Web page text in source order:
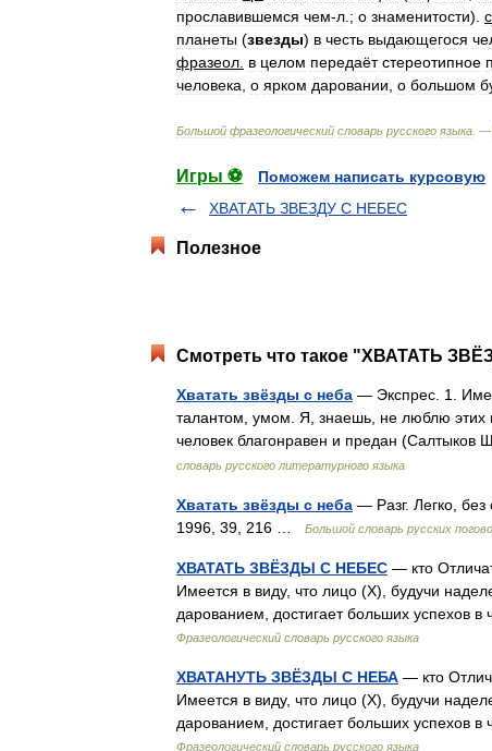
прославившемся чем-л .; о знаменитости).
планеты (звезды) в честь выдающегося
фразеол в целом передаёт стереотипное
человека о ярком даровании о большом
Большой фразеологический словарь русского языка . —
Игры ⚽
Поможем написать курсовую
ХВАТАТЬ ЗВЕЗДУ С НЕБЕС
Полезное
Смотреть что такое "ХВАТАТЬ
Хватать звёзды с неба — Экспрес. 1.
талантом, умом. Я, знаешь, не люблю этих
человек благонравен и предан
словарь русского литературного языка
Хватать звёзды с неба — Разг. Легко,
1996, 39, 216 …
Большой словарь русских
ХВАТАТЬ ЗВЁЗДЫ С НЕБЕС — кто
Имеется в виду, что лицо (Х), будучи
дарованием, достигает больших успехов
Фразеологический словарь русского языка
ХВАТАНУТЬ ЗВЁЗДЫ С НЕБА — кто
Имеется в виду, что лицо (Х), будучи
дарованием, достигает больших успехов
Фразеологический словарь русского языка